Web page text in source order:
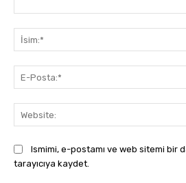
Ismimi, e-postamı ve web sitemi bir
tarayıcıya kaydet.